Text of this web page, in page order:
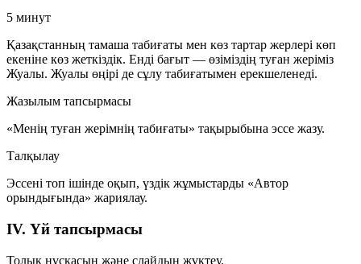
5 минут
Қазақстанның тамаша табиғаты мен көз тартар жерлері көп
екеніне көз жеткіздік. Енді бағыт — өзіміздің туған жеріміз
Жуалы. Жуалы өңірі де сұлу табиғатымен ерекшеленеді.
Жазылым тапсырмасы
«Менің туған жерімнің табиғаты» тақырыбына эссе жазу.
Талқылау
Эссені топ ішінде оқып, үздік жұмыстарды «Автор
орындығында» жариялау.
IV. Үй тапсырмасы
Толық нұсқасын және слайдын жүктеу.